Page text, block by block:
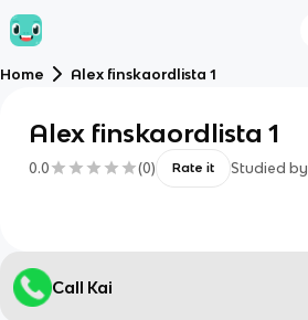
Home Alex finskaordlista 1
Alex finskaordlista 1
0.0 (0) Rate it Studied by
Call Kai